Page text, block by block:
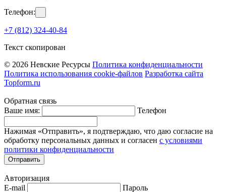
Телефон:
+7 (812) 324-40-84
Текст скопирован
© 2026 Невские Ресурсы Политика конфиденциальности
Политика использования cookie-файлов Разработка сайта
Topform.ru
Обратная связь
Ваше имя:
Телефон
Нажимая «Отправить», я подтверждаю, что даю согласие на
обработку персональных данных и согласен с условиями
политики конфиденциальности
Отправить
Авторизация
E-mail
Пароль